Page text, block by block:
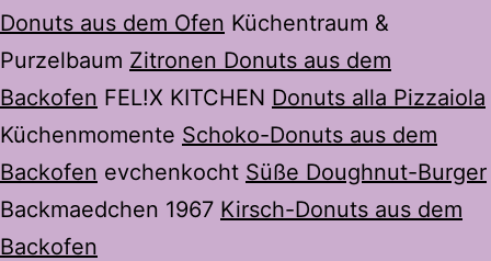
Donuts aus dem Ofen Küchentraum &
Purzelbaum Zitronen Donuts aus dem
Backofen FEL!X KITCHEN Donuts alla Pizzaiola
Küchenmomente Schoko-Donuts aus dem
Backofen evchenkocht Süße Doughnut-Burger
Backmaedchen 1967 Kirsch-Donuts aus dem
Backofen